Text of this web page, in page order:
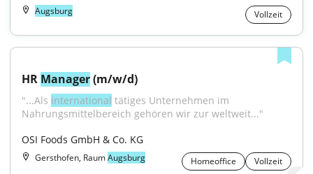
Augsburg Vollzeit
HR Manager (m/w/d)
"...Als international tätiges Unternehmen im
Nahrungsmittelbereich gehören wir zur weltweit..."
OSI Foods GmbH & Co. KG
Gersthofen, RaumAugsburg Homeoffice Vollzeit